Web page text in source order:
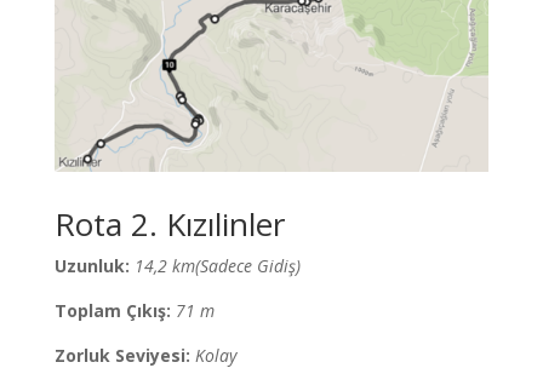
Rota 2. Kızılinler
Uzunluk: 14,2 km(Sadece Gidiş)
Toplam Çıkış: 71 m
Zorluk Seviyesi: Kolay